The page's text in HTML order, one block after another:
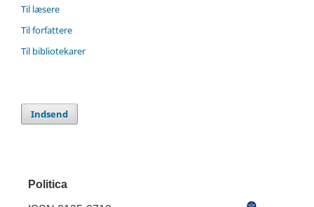
Til læsere
Til forfattere
Til bibliotekarer
Indsend
Politica